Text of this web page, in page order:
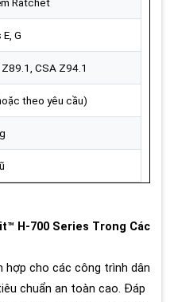
G
CSA Z94.1
theo yêu cầu)
H-700 Series Trong Các
hợp cho các công trình dân
chuẩn an toàn cao. Đáp